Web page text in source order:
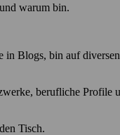
warum bin.
Blogs, bin auf
berufliche Profile
Tisch.